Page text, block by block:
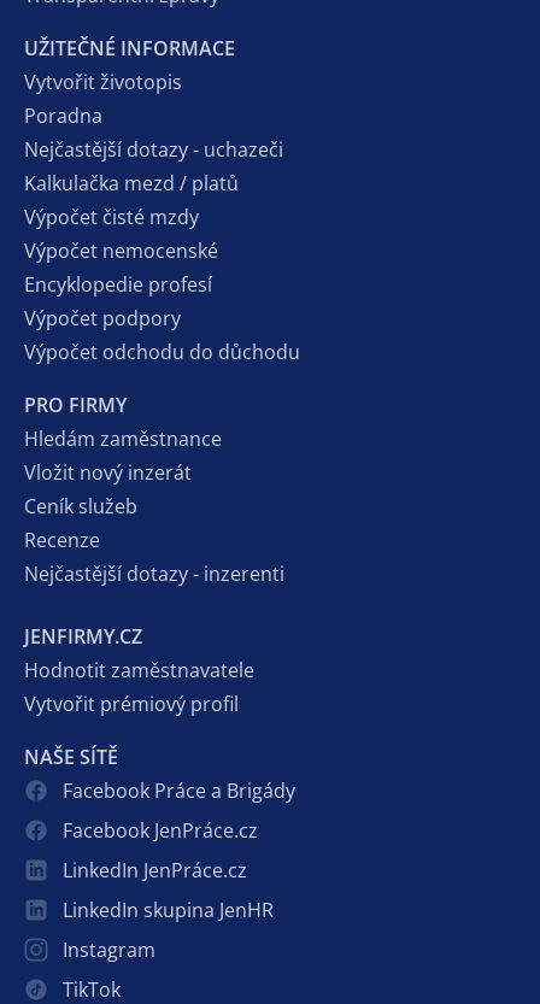
UŽITEČNÉ INFORMACE
Vytvořit životopis
Poradna
Nejčastější dotazy - uchazeči
Kalkulačka mezd / platů
Výpočet čisté mzdy
Výpočet nemocenské
Encyklopedie profesí
Výpočet podpory
Výpočet odchodu do důchodu
PRO FIRMY
Hledám zaměstnance
Vložit nový inzerát
Ceník služeb
Recenze
Nejčastější dotazy - inzerenti
JENFIRMY.CZ
Hodnotit zaměstnavatele
Vytvořit prémiový profil
NAŠE SÍTĚ
Facebook Práce a Brigády
Facebook JenPráce.cz
LinkedIn JenPráce.cz
LinkedIn skupina JenHR
Instagram
TikTok